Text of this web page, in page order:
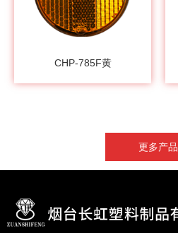
CHP-785F黄
更多产品